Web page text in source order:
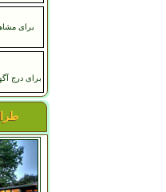
برای
برای درج